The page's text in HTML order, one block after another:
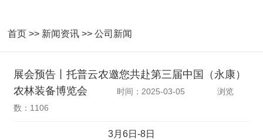
首页 >> 新闻资讯 >>公司新闻
展会预告丨托普云农邀您共赴第三届中国（永康）
农林装备博览会
时间：2025-03-05
浏览
数：1106
3月6日-8日